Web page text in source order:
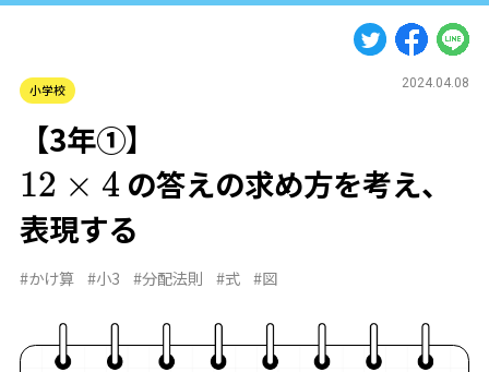
小学校 2024.04.08
【3年①】
12×4
の答えの求め方を考え、
表現する
#かけ算 #小3 #分配法則 #式 #図